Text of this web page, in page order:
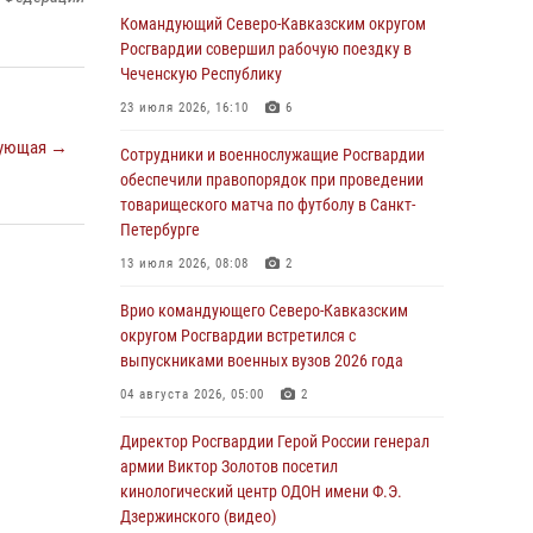
→
Комплексные проверки безопасности
объектов образования с участием
Росгвардии продолжаются на Урале
08 августа 2026, 04:01
В Сибирском округе Росгвардии состоялись
мероприятия, посвященные Дню
физкультурника
08 августа 2026, 04:00
всероссийская акция "Каникулы с
Росгвардией"
08 августа 2026, 00:00 3
полковник Владислав Ершов поздравил
военнослужащих и сотрудников ведомства с
Днем физкультурника
07 августа 2026, 21:01
Командующий Северо-Кавказским округом
Росгвардии совершил рабочую поездку в
Чеченскую Республику
23 июля 2026, 16:10 6
Сотрудники и военнослужащие Росгвардии
обеспечили правопорядок при проведении
товарищеского матча по футболу в Санкт-
Петербурге
13 июля 2026, 08:08 2
Врио командующего Северо-Кавказским
округом Росгвардии встретился с
выпускниками военных вузов 2026 года
04 августа 2026, 05:00 2
Директор Росгвардии Герой России генерал
армии Виктор Золотов посетил
кинологический центр ОДОН имени Ф.Э.
Дзержинского (видео)